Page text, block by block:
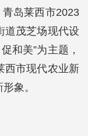
岛莱西市2023
道茂芝场现代设
和美”为主题，
西市现代农业新
象。